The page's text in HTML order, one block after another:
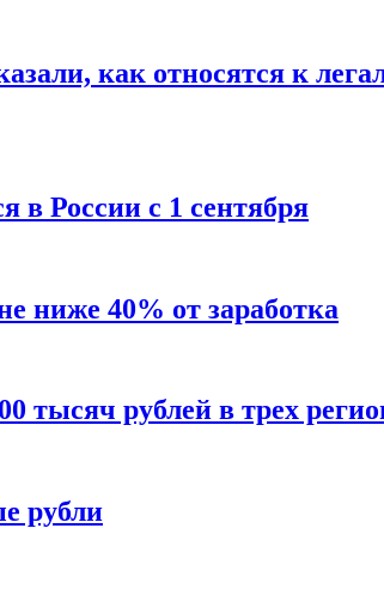
как относятся к
в России с 1 сентября
ниже 40% от заработка
тысяч рублей в трех
рубли